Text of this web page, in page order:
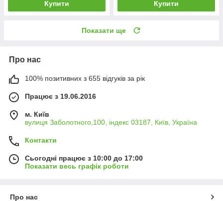
Купити Купити
Показати ще
Про нас
100% позитивних з 655 відгуків за рік
Працює з 19.06.2016
м. Київ
вулиця Заболотного,100, індекс 03187, Київ, Україна
Контакти
Сьогодні працює з 10:00 до 17:00
Показати весь графік роботи
Про нас